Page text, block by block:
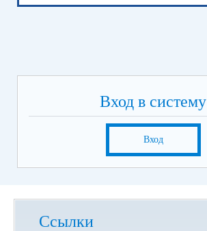
Вход в систему
Вход
Ссылки